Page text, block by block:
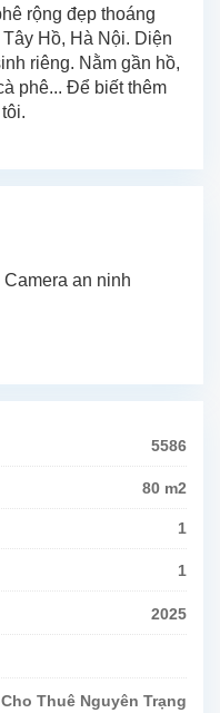
rộng đẹp thoáng
Hồ, Hà Nội. Diện
riêng. Nằm gần hồ,
phê... Để biết thêm
Camera an ninh
5586
80 m2
1
1
2025
Cho Thuê Nguyên Trạng